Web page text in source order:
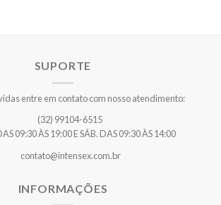
SUPORTE
entre em contato com nosso atendimento:
(32) 99104-6515
09:30 ÀS 19:00 E SÁB. DAS 09:30 ÀS 14:00
contato@intensex.com.br
INFORMAÇÕES